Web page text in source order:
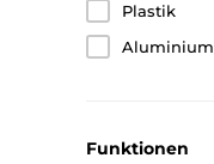
Plastik
Aluminium
Funktionen